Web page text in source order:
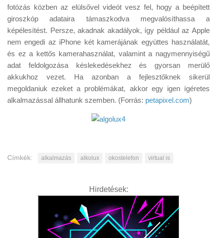
fotózás közben az elülsővel videót vesz fel, hogy a beépített
giroszkóp adataira támaszkodva megvalósíthassa a
képélesítést. Persze, akadnak akadályok, így például az Apple
nem engedi az iPhone két kamerájának együttes használatát,
és ez a kettős kamerahasználat, valamint a nagymennyiségű
adat feldolgozása késlekedésekhez és gyorsan merülő
akkukhoz vezet. Ha azonban a fejlesztőknek sikerül
megoldaniuk ezeket a problémákat, akkor egy igen ígéretes
alkalmazással állhatunk szemben. (Forrás: petapixel.com)
Címkék: alkalmazás alkolux okostelefon virtual is
Hirdetések: